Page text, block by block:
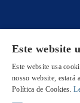
A MINHA
As minhas
Este website
Este website usa
nosso website, estará
Política de Cookies.